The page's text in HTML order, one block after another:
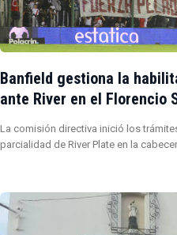
Banfield gestiona la
ante River en el Florencio
La comisión directiva inició los
parcialidad de River Plate en la